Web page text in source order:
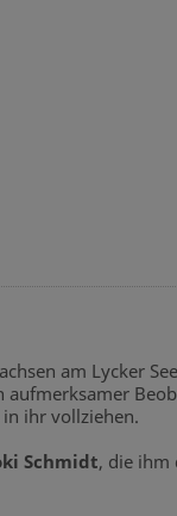
am Lycker
aufmerksamer
ihr vollziehen.
Schmidt, die ihm